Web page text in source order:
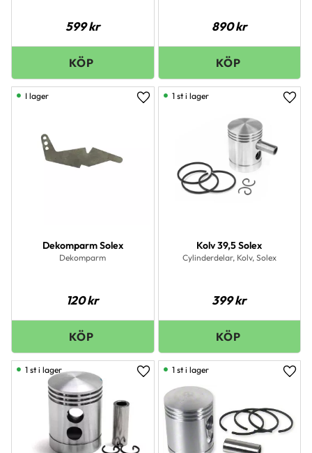
599kr 890kr
Dekomparm Solex
Dekomparm
120kr
Lägg till i favoriter
I lager
Kolv 39,5 Solex
Cylinderdelar, Kolv, Solex
399kr
1 st i lager
Lägg till i favoriter
1 st i lager 1 st i lager